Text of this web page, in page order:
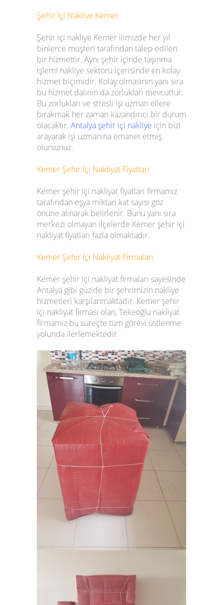
Şehir İçi Nakliye Kemer
Şehir içi nakliye Kemer ilimizde her yıl
binlerce müşteri tarafından talep edilen
bir hizmettir. Aynı şehir içinde taşınma
işlemi nakliye sektörü içerisinde en kolay
hizmet biçimidir. Kolay olmasının yanı sıra
bu hizmet dalının da zorlukları mevcuttur.
Bu zorlukları ve stresli işi uzman ellere
bırakmak her zaman kazandırıcı bir durum
olacaktır. Antalya şehir içi nakliye için bizi
arayarak işi uzmanına emanet etmiş
olursunuz.
Kemer Şehir İçi Nakliyat Fiyatları
Kemer şehir içi nakliyat fiyatları firmamız
tarafından eşya miktarı kat sayısı göz
önüne alınarak belirlenir. Bunu yanı sıra
merkezi olmayan ilçelerde Kemer şehir içi
nakliyat fiyatları fazla olmaktadır.
Kemer Şehir İçi Nakliyat Firmaları
Kemer şehir içi nakliyat firmaları sayesinde
Antalya gibi güzide bir şehrimizin nakliye
hizmetleri karşılanmaktadır. Kemer şehir
içi nakliyat firması olan,Tekeoğlu nakliyat
firmamız bu süreçte tüm görevi üstlenme
yolunda ilerlemektedir.